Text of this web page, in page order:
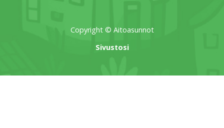
Copyright © Aitoasunnot
Sivustosi